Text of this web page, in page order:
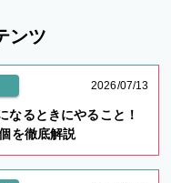
ンツ
2026/07/13
なるときにやること！
を徹底解説